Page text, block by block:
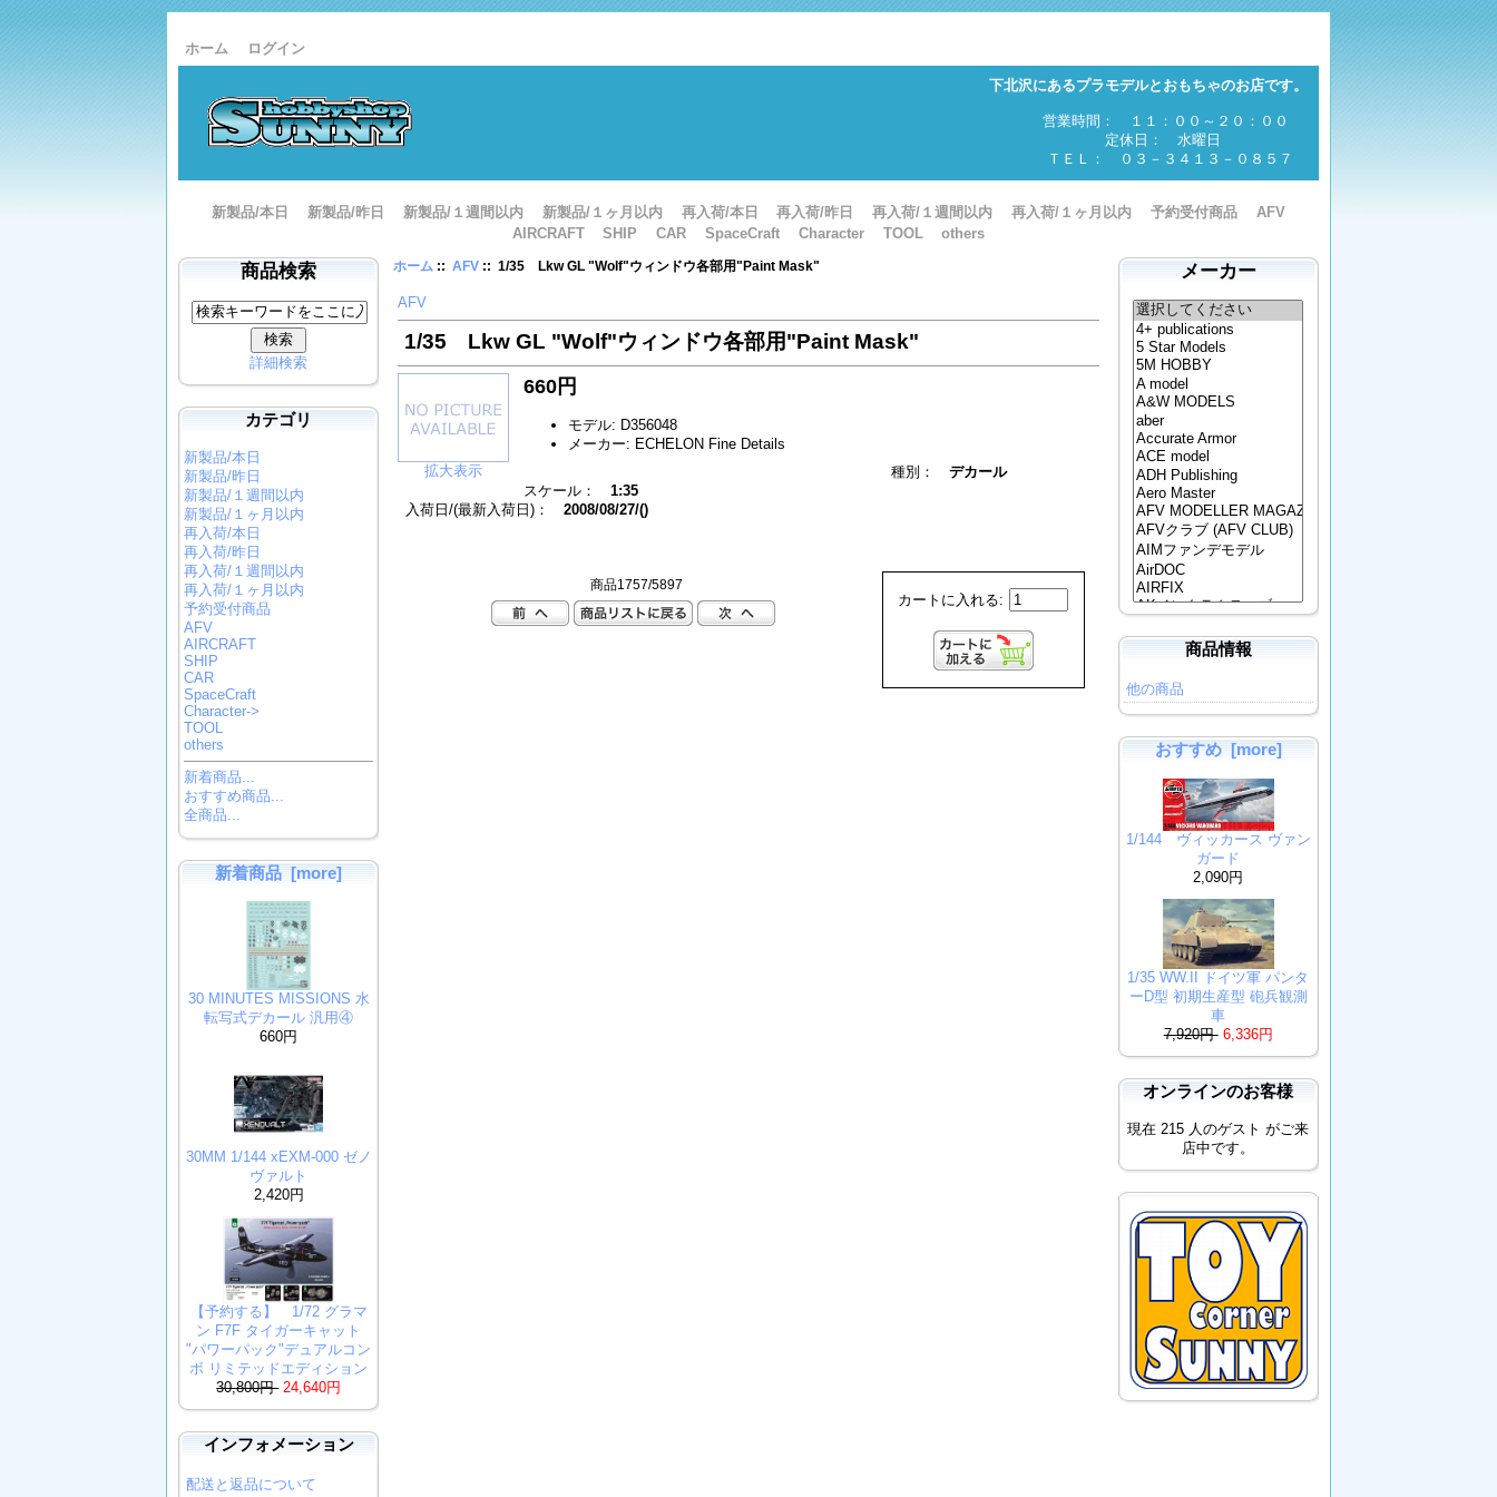
ホーム ログイン
下北沢にあるプラモデルとおもちゃのお店です。
営業時間： １１：００～２０：００
定休日： 水曜日
ＴＥＬ： ０３－３４１３－０８５７
新製品/本日 新製品/昨日 新製品/１週間以内 新製品/１ヶ月以内 再入荷/本日 再入荷/昨日 再入荷/１週間以内 再入荷/１ヶ月以内 予約受付商品
AFV
AIRCRAFT
SHIP CAR SpaceCraft Character TOOL others
商品検索
詳細検索
カテゴリ
新製品/本日
新製品/昨日
新製品/１週間以内
新製品/１ヶ月以内
再入荷/本日
再入荷/昨日
再入荷/１週間以内
再入荷/１ヶ月以内
予約受付商品
AFV
AIRCRAFT
SHIP
CAR
SpaceCraft
Character->
TOOL
others
新着商品...
おすすめ商品...
全商品...
新着商品 [more]
30 MINUTES MISSIONS 水
転写式デカール 汎用④
660円
30MM 1/144 xEXM-000 ゼノ
ヴァルト
2,420円
【予約する】 1/72 グラマ
ン F7F タイガーキャット
"パワーパック"デュアルコン
ボ リミテッドエディション
30,800円 24,640円
インフォメーション
配送と返品について
ホーム ::AFV :: 1/35 Lkw GL "Wolf"ウィンドウ各部用"Paint Mask"
AFV
1/35 Lkw GL "Wolf"ウィンドウ各部用"Paint Mask"
拡大表示
660円
モデル: D356048
メーカー: ECHELON Fine Details
種別： デカール
スケール：1:35
入荷日/(最新入荷日)： 2008/08/27/()
カートに入れる:
商品1757/5897
メーカー
商品情報
他の商品
おすすめ [more]
1/144 ヴィッカース ヴァン
ガード
2,090円
1/35 WW.II ドイツ軍 パンタ
ーD型 初期生産型 砲兵観測
車
7,920円 6,336円
オンラインのお客様
現在 215 人のゲスト がご来
店中です。